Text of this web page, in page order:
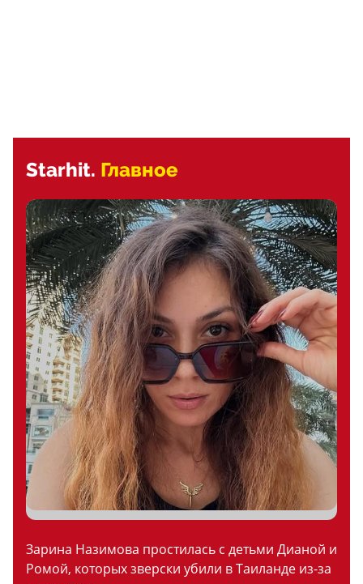
Starhit. Главное
Зарина Назимова простилась с детьми Дианой и
Ромой, которых зверски убили в Таиланде из-за